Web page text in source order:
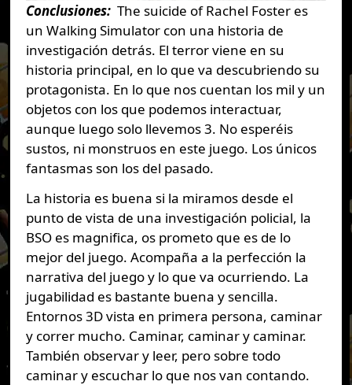
Conclusiones: The suicide of Rachel Foster es
un Walking Simulator con una historia de
investigación detrás. El terror viene en su
historia principal, en lo que va descubriendo su
protagonista. En lo que nos cuentan los mil y un
objetos con los que podemos interactuar,
aunque luego solo llevemos 3. No esperéis
sustos, ni monstruos en este juego. Los únicos
fantasmas son los del pasado.
La historia es buena si la miramos desde el
punto de vista de una investigación policial, la
BSO es magnifica, os prometo que es de lo
mejor del juego. Acompaña a la perfección la
narrativa del juego y lo que va ocurriendo. La
jugabilidad es bastante buena y sencilla.
Entornos 3D vista en primera persona, caminar
y correr mucho. Caminar, caminar y caminar.
También observar y leer, pero sobre todo
caminar y escuchar lo que nos van contando.